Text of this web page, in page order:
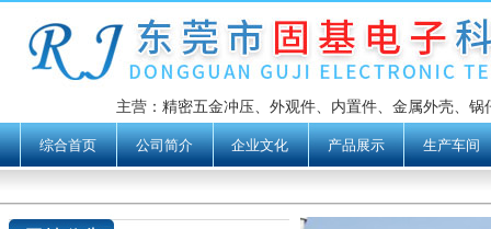
主营：精密五金冲压、外观件、内置件、金属外壳、锅
综合首页 公司简介 企业文化 产品展示 生产车间